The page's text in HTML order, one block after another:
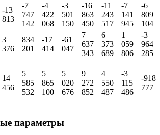
-13
813
-7
747
142
-4
422
068
-3
501
150
-16
863
450
-11
243
517
-7
141
945
-6
809
104
3
376
834
201
-17
414
-61
047
7
637
343
6
373
689
1
059
806
-3
964
285
14
456
5
585
532
5
865
100
5
020
676
9
272
852
4
550
487
-3
115
486
-918
777
параметры